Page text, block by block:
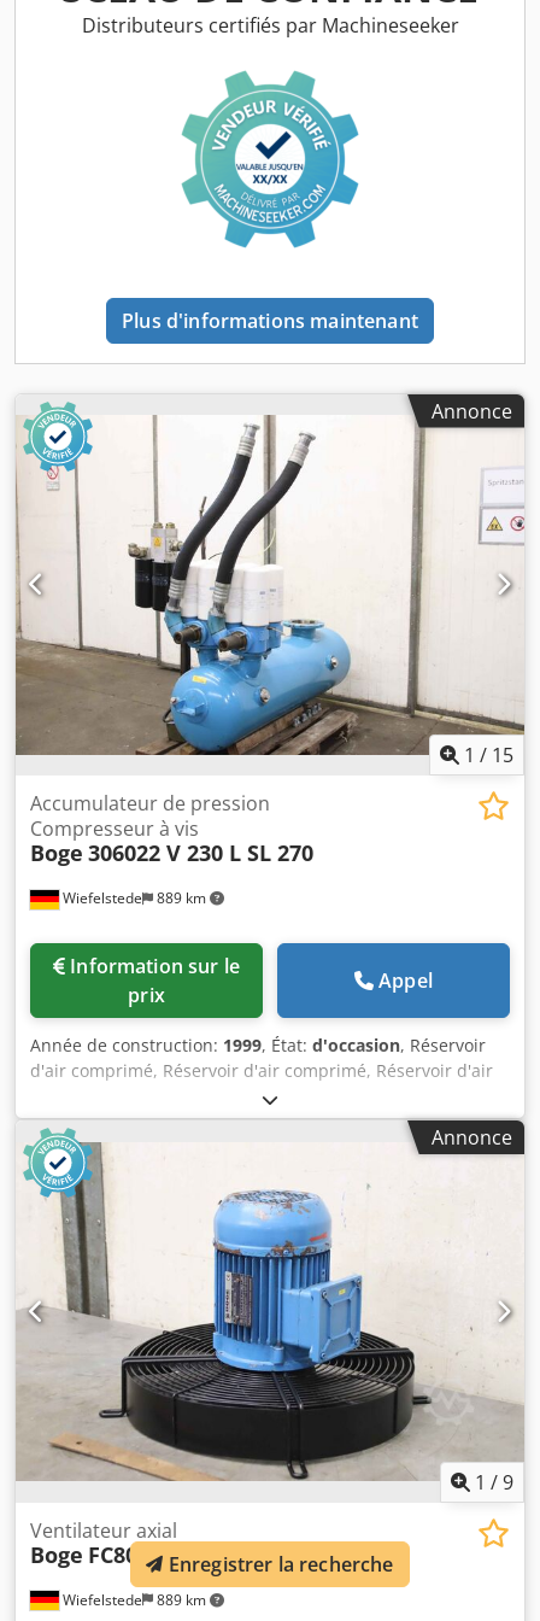
569000503 -Dimensions : 530/440/H850 mm -Poids : 28 kg
Distributeurs certifiés par Machineseeker
Plus d'informations maintenant
Annonce
1 / 15
Wiefelstede 889 km
Accumulateur de pression
Compresseur à vis
Boge 306022 V 230 L SL 270
prix
Appel
Année de construction: 1999, État: d'occasion, Réservoir
d'air comprimé, Réservoir d'air comprimé, Réservoir d'air
comprimé, Réservoir de compresseur, Réservoir de
pression pour compresseur à vis, Compresseur, Groupe
d'air comprimé, Compresseur d'air stationnaire, Bloc de
vis, Compresseur, Étage de compresseur -Fabricant : Boge,
Accumulateur de pression avec bloc filtrant du
compresseur type SL 270 Crjdpfx Aepm Thzjlyjf -
Accumulateur de pression : Type 306022 V 230 L -Pression
finale : max. 15 bar -cercle de trous : Ø 240 x 22 mm -
unités de filtration : voir photos composants individuels -
Dimensions : 1600/980/H1270 mm -Poids : 289 kg
Annonce
1 /9
Wiefelstede 889 km
Ventilateur axial
Boge FC80/2 SL 270Enregistrer la recherche